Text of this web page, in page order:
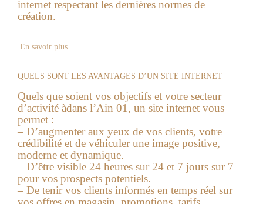
internet respectant les dernières normes de
création.
En savoir plus
QUELS SONT LES AVANTAGES D’UN SITE INTERNET
Quels que soient vos objectifs et votre secteur
d’activité àdans l’Ain 01, un site internet vous
permet :
– D’augmenter aux yeux de vos clients, votre
crédibilité et de véhiculer une image positive,
moderne et dynamique.
– D’être visible 24 heures sur 24 et 7 jours sur 7
pour vos prospects potentiels.
– De tenir vos clients informés en temps réel sur